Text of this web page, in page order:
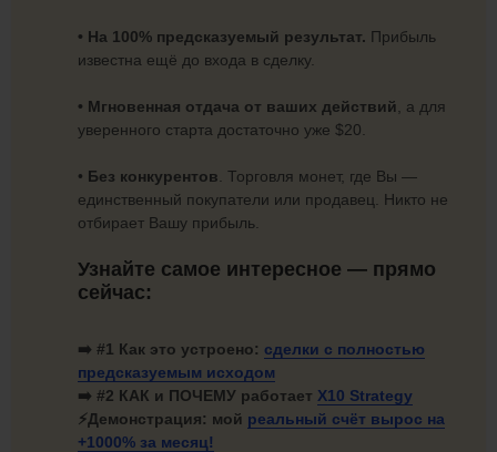
• На 100% предсказуемый результат. Прибыль
известна ещё до входа в сделку.
• Мгновенная отдача от ваших действий , а для
уверенного старта достаточно уже $20.
• Без конкурентов . Торговля монет, где Вы —
единственный покупатели или продавец. Никто не
отбирает Вашу прибыль.
Узнайте самое интересное — прямо
сейчас:
➡️ #1 Как это устроено: сделки с полностью
предсказуемым исходом
➡️ #2 КАК и ПОЧЕМУ работает X10 Strategy
⚡Демонстрация: мой реальный счёт вырос на
+1000% за месяц!